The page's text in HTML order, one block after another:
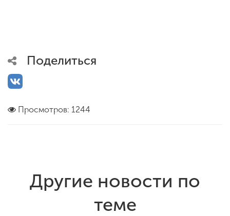
Поделиться
Просмотров: 1244
Другие новости по
теме